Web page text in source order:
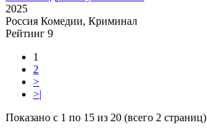
2025
Россия Комедии, Криминал
Рейтинг 9
1
2
>
>|
Показано с 1 по 15 из 20 (всего 2 страниц)